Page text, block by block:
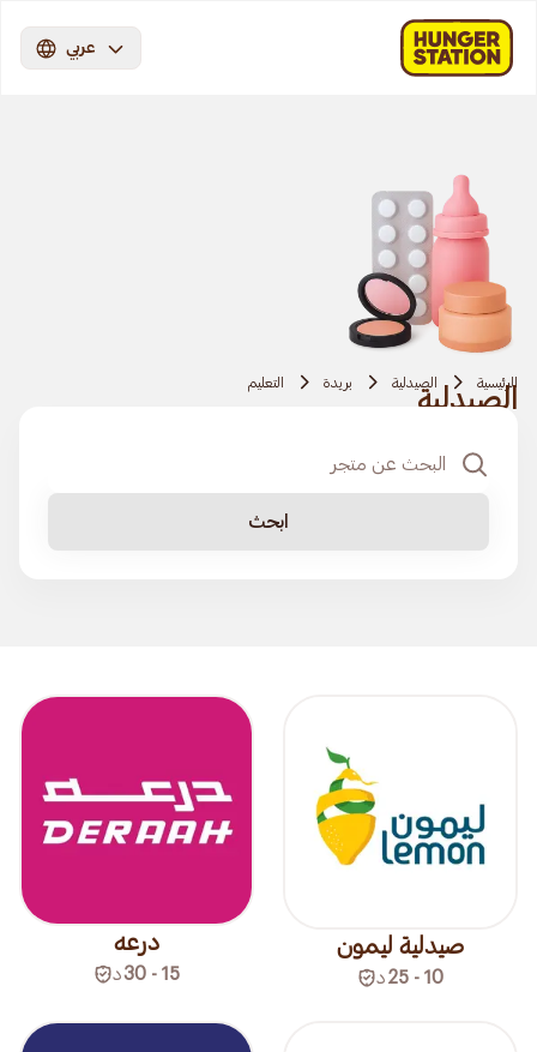
عربي
الرئيسية الصيدلية بريدة التعليم
الصيدلية
ابحث
صيدلية ليمون
10 - 25 د
درعه
15 - 30 د